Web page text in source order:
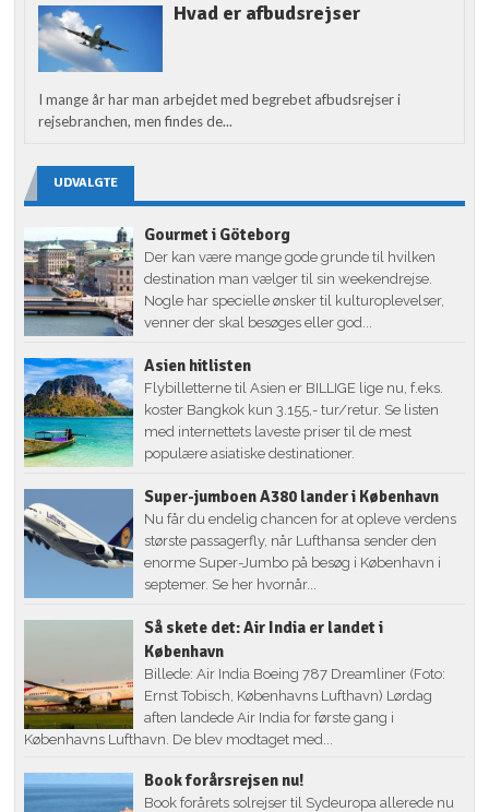
Hvad er afbudsrejser
I mange år har man arbejdet med begrebet afbudsrejser i
rejsebranchen, men findes de...
UDVALGTE
Gourmet i Göteborg
Der kan være mange gode grunde til hvilken
destination man vælger til sin weekendrejse.
Nogle har specielle ønsker til kulturoplevelser,
venner der skal besøges eller god...
Asien hitlisten
Flybilletterne til Asien er BILLIGE lige nu, f.eks.
koster Bangkok kun 3.155,- tur/retur. Se listen
med internettets laveste priser til de mest
populære asiatiske destinationer.
Super-jumboen A380 lander i København
Nu får du endelig chancen for at opleve verdens
største passagerfly, når Lufthansa sender den
enorme Super-Jumbo på besøg i København i
septemer. Se her hvornår...
Så skete det: Air India er landet i
København
Billede: Air India Boeing 787 Dreamliner (Foto:
Ernst Tobisch, Københavns Lufthavn) Lørdag
aften landede Air India for første gang i
Københavns Lufthavn. De blev modtaget med...
Book forårsrejsen nu!
Book forårets solrejser til Sydeuropa allerede nu